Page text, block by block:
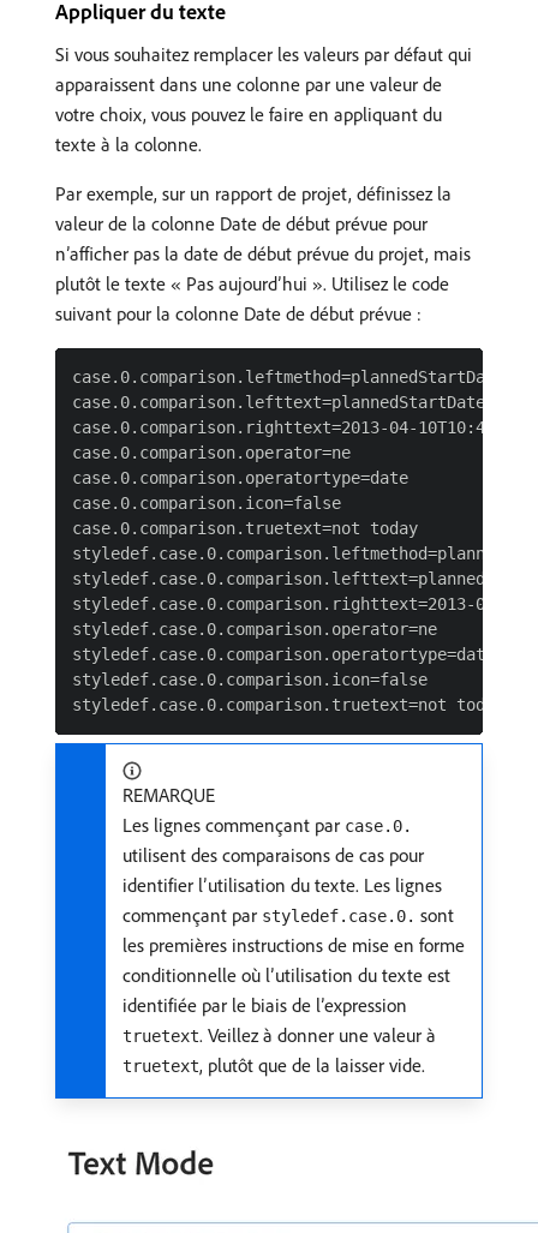
Appliquer du texte
Si vous souhaitez remplacer les valeurs par défaut qui
apparaissent dans une colonne par une valeur de
votre choix, vous pouvez le faire en appliquant du
texte à la colonne.
Par exemple, sur un rapport de projet, définissez la
valeur de la colonne Date de début prévue pour
n’afficher pas la date de début prévue du projet, mais
plutôt le texte « Pas aujourd’hui ». Utilisez le code
suivant pour la colonne Date de début prévue :
case.0.comparison.leftmethod=plannedStartDate
case.0.comparison.lefttext=plannedStartDate
case.0.comparison.righttext=2013-04-
case.0.comparison.operator=ne
case.0.comparison.operatortype=date
case.0.comparison.icon=false
case.0.comparison.truetext=not today
styledef.case.0.comparison.righttext=2013-04-
styledef.case.0.comparison.operator=ne
styledef.case.0.comparison.operatortype=date&
styledef.case.0.comparison.icon=false
REMARQUE
Les lignes commençant par case.0.
utilisent des comparaisons de cas pour
identifier l’utilisation du texte. Les lignes
commençant par styledef.case.0. sont
les premières instructions de mise en forme
conditionnelle où l’utilisation du texte est
identifiée par le biais de l’expression
truetext. Veillez à donner une valeur à
truetext, plutôt que de la laisser vide.